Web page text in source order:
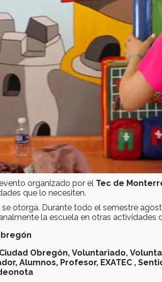
organizado por el Tec de
que lo necesiten.
otorga. Durante todo el semestre
la escuela en otras actividades
Obregón, Voluntariado,
Alumnos, Profesor, EXATEC ,